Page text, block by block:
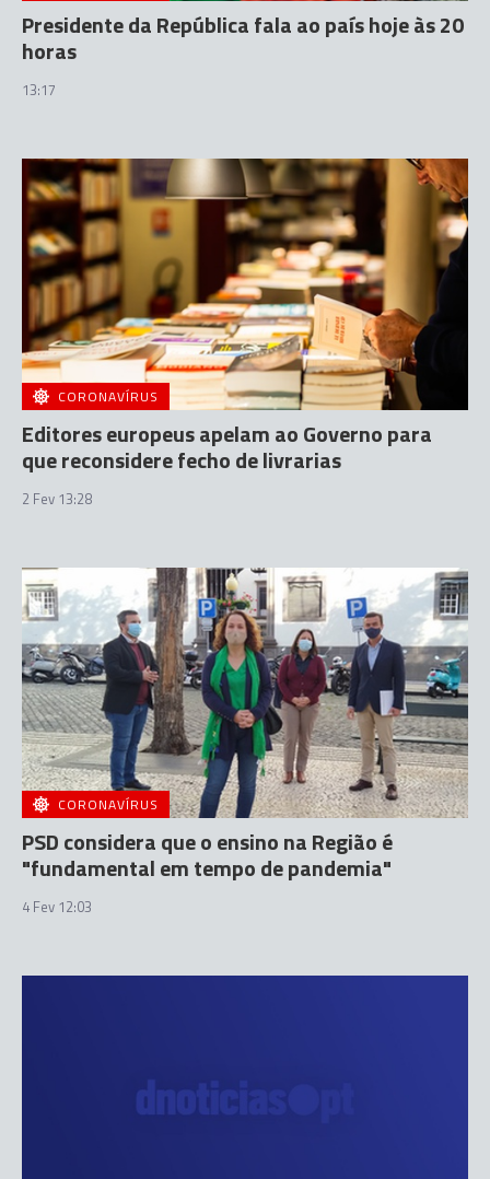
Presidente da República fala ao país hoje às 20
horas
13:17
CORONAVÍRUS
Editores europeus apelam ao Governo para
que reconsidere fecho de livrarias
2 Fev 13:28
CORONAVÍRUS
PSD considera que o ensino na Região é
"fundamental em tempo de pandemia"
4 Fev 12:03